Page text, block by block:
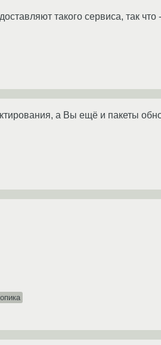
такого сервиса, так что
а Вы ещё и пакеты